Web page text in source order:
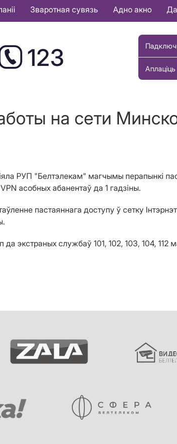
Зваротная сувязь Адно акно
123 Аплаціць
на сети
РУП "Белтэлекам" магчымы перапынкі
асобных абанентаў да 1 гадзіны.
пастаяннага доступу ў сетку
экстраных службаў 101, 102, 103, 104, 112